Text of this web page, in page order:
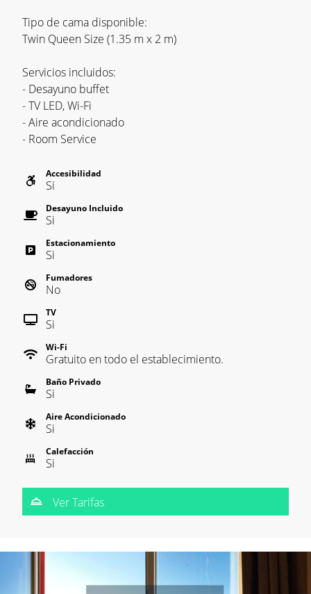
Tipo de cama disponible:
Twin Queen Size (1.35 m x 2 m)
Servicios incluidos:
- Desayuno buffet
- TV LED, Wi-Fi
- Aire acondicionado
- Room Service
Accesibilidad
Si
Desayuno Incluido
Si
Estacionamiento
Si
Fumadores
No
TV
Si
Wi-Fi
Gratuito en todo el establecimiento.
Baño Privado
Si
Aire Acondicionado
Si
Calefacción
Si
Ver Tarifas